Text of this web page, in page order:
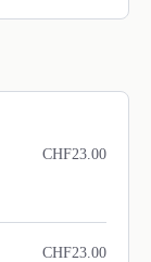
CHF23.00
CHF23.00